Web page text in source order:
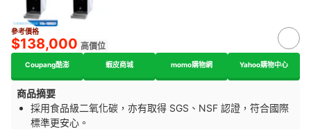
參考價格
$138,000 高價位
Coupang酷澎 蝦皮商城 momo購物網 Yahoo購物中心
商品摘要
採用食品級二氧化碳，亦有取得 SGS、NSF 認證，符合國際
標準更安心。